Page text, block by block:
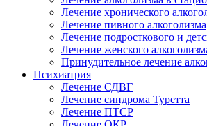
Лечение хронического
Лечение пивного алкоголизма
Лечение подросткового и
Лечение женского
Принудительное лечение
Психиатрия
Лечение СДВГ
Лечение синдрома Туретта
Лечение ПТСР